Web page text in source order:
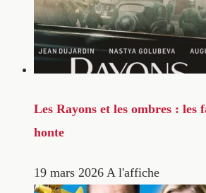
Les Rayons et les ombres : les
honte
19 mars 2026 A l'affiche